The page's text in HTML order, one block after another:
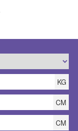
KG
CM
CM